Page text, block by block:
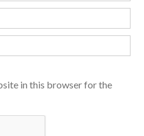
in this browser for the